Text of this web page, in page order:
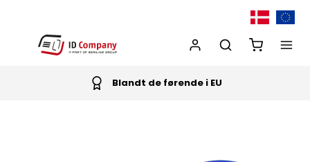
Blandt de førende i EU